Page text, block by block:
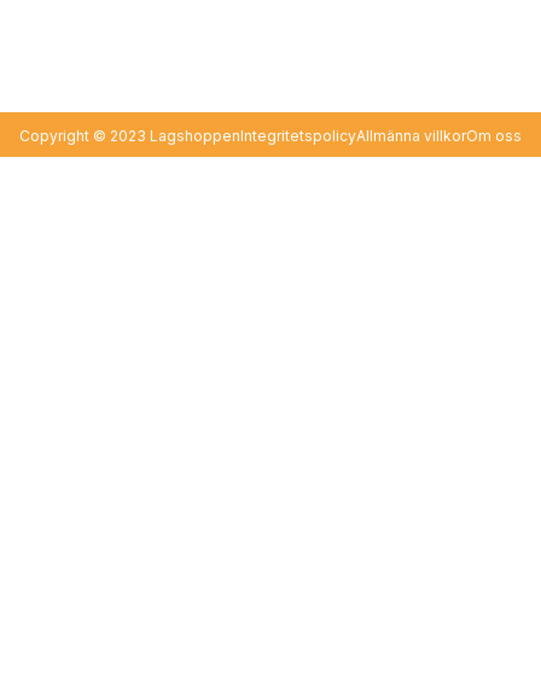
Copyright © 2023 LagshoppenIntegritetspolicyAllmänna villkorOm oss